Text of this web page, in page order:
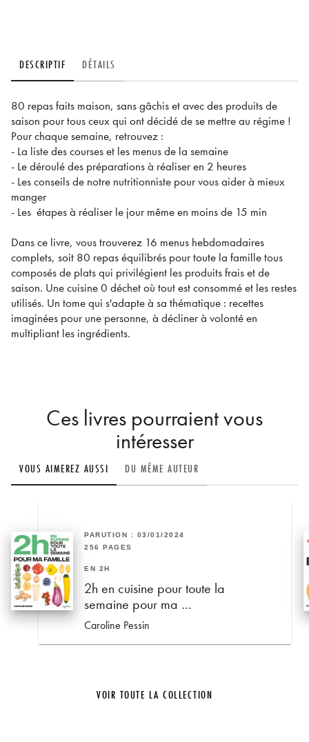
DESCRIPTIF DÉTAILS
80 repas faits maison, sans gâchis et avec des produits de
saison pour tous ceux qui ont décidé de se mettre au régime !
Pour chaque semaine, retrouvez :
- La liste des courses et les menus de la semaine
- Le déroulé des préparations à réaliser en 2 heures
- Les conseils de notre nutritionniste pour vous aider à mieux
manger
- Les étapes à réaliser le jour même en moins de 15 min
Dans ce livre, vous trouverez 16 menus hebdomadaires
complets, soit 80 repas équilibrés pour toute la famille tous
composés de plats qui privilégient les produits frais et de
saison. Une cuisine 0 déchet où tout est consommé et les restes
utilisés. Un tome qui s'adapte à sa thématique : recettes
imaginées pour une personne, à décliner à volonté en
multipliant les ingrédients.
Ces livres pourraient vous
intéresser
VOUS AIMEREZ AUSSI DU MÊME AUTEUR
PARUTION : 03/01/2024
256 PAGES
EN 2H
2h en cuisine pour toute la
semaine pour ma …
Caroline Pessin
VOIR TOUTE LA COLLECTION